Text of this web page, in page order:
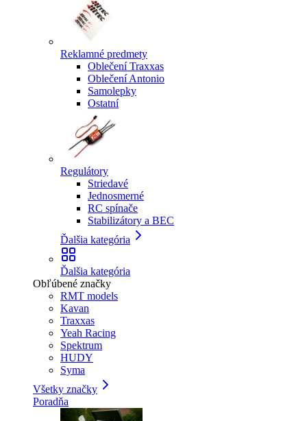
Reklamné predmety
Oblečení Traxxas
Oblečení Antonio
Samolepky
Ostatní
Regulátory
Striedavé
Jednosmerné
RC spínače
Stabilizátory a BEC
Ďalšia kategória
Ďalšia kategória
Obľúbené značky
RMT models
Kavan
Traxxas
Yeah Racing
Spektrum
HUDY
Syma
Všetky značky
Poradňa